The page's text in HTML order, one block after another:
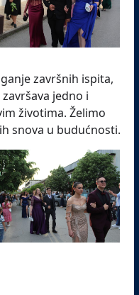
završnih ispita,
jedno i
životima. Želimo
snova u budućnosti.